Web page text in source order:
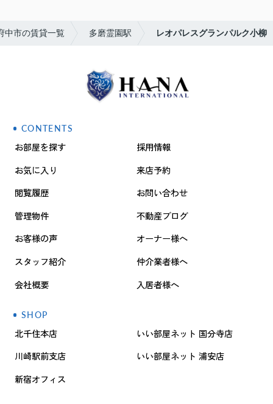
中市の賃貸一覧 多磨霊園駅 レオパレスグランパルク小柳
CONTENTS
お部屋を探す
お気に入り
閲覧履歴
管理物件
お客様の声
スタッフ紹介
会社概要
採用情報
来店予約
お問い合わせ
不動産ブログ
オーナー様へ
仲介業者様へ
入居者様へ
SHOP
北千住本店
川崎駅前支店
新宿オフィス
いい部屋ネット 国分寺店
いい部屋ネット 浦安店